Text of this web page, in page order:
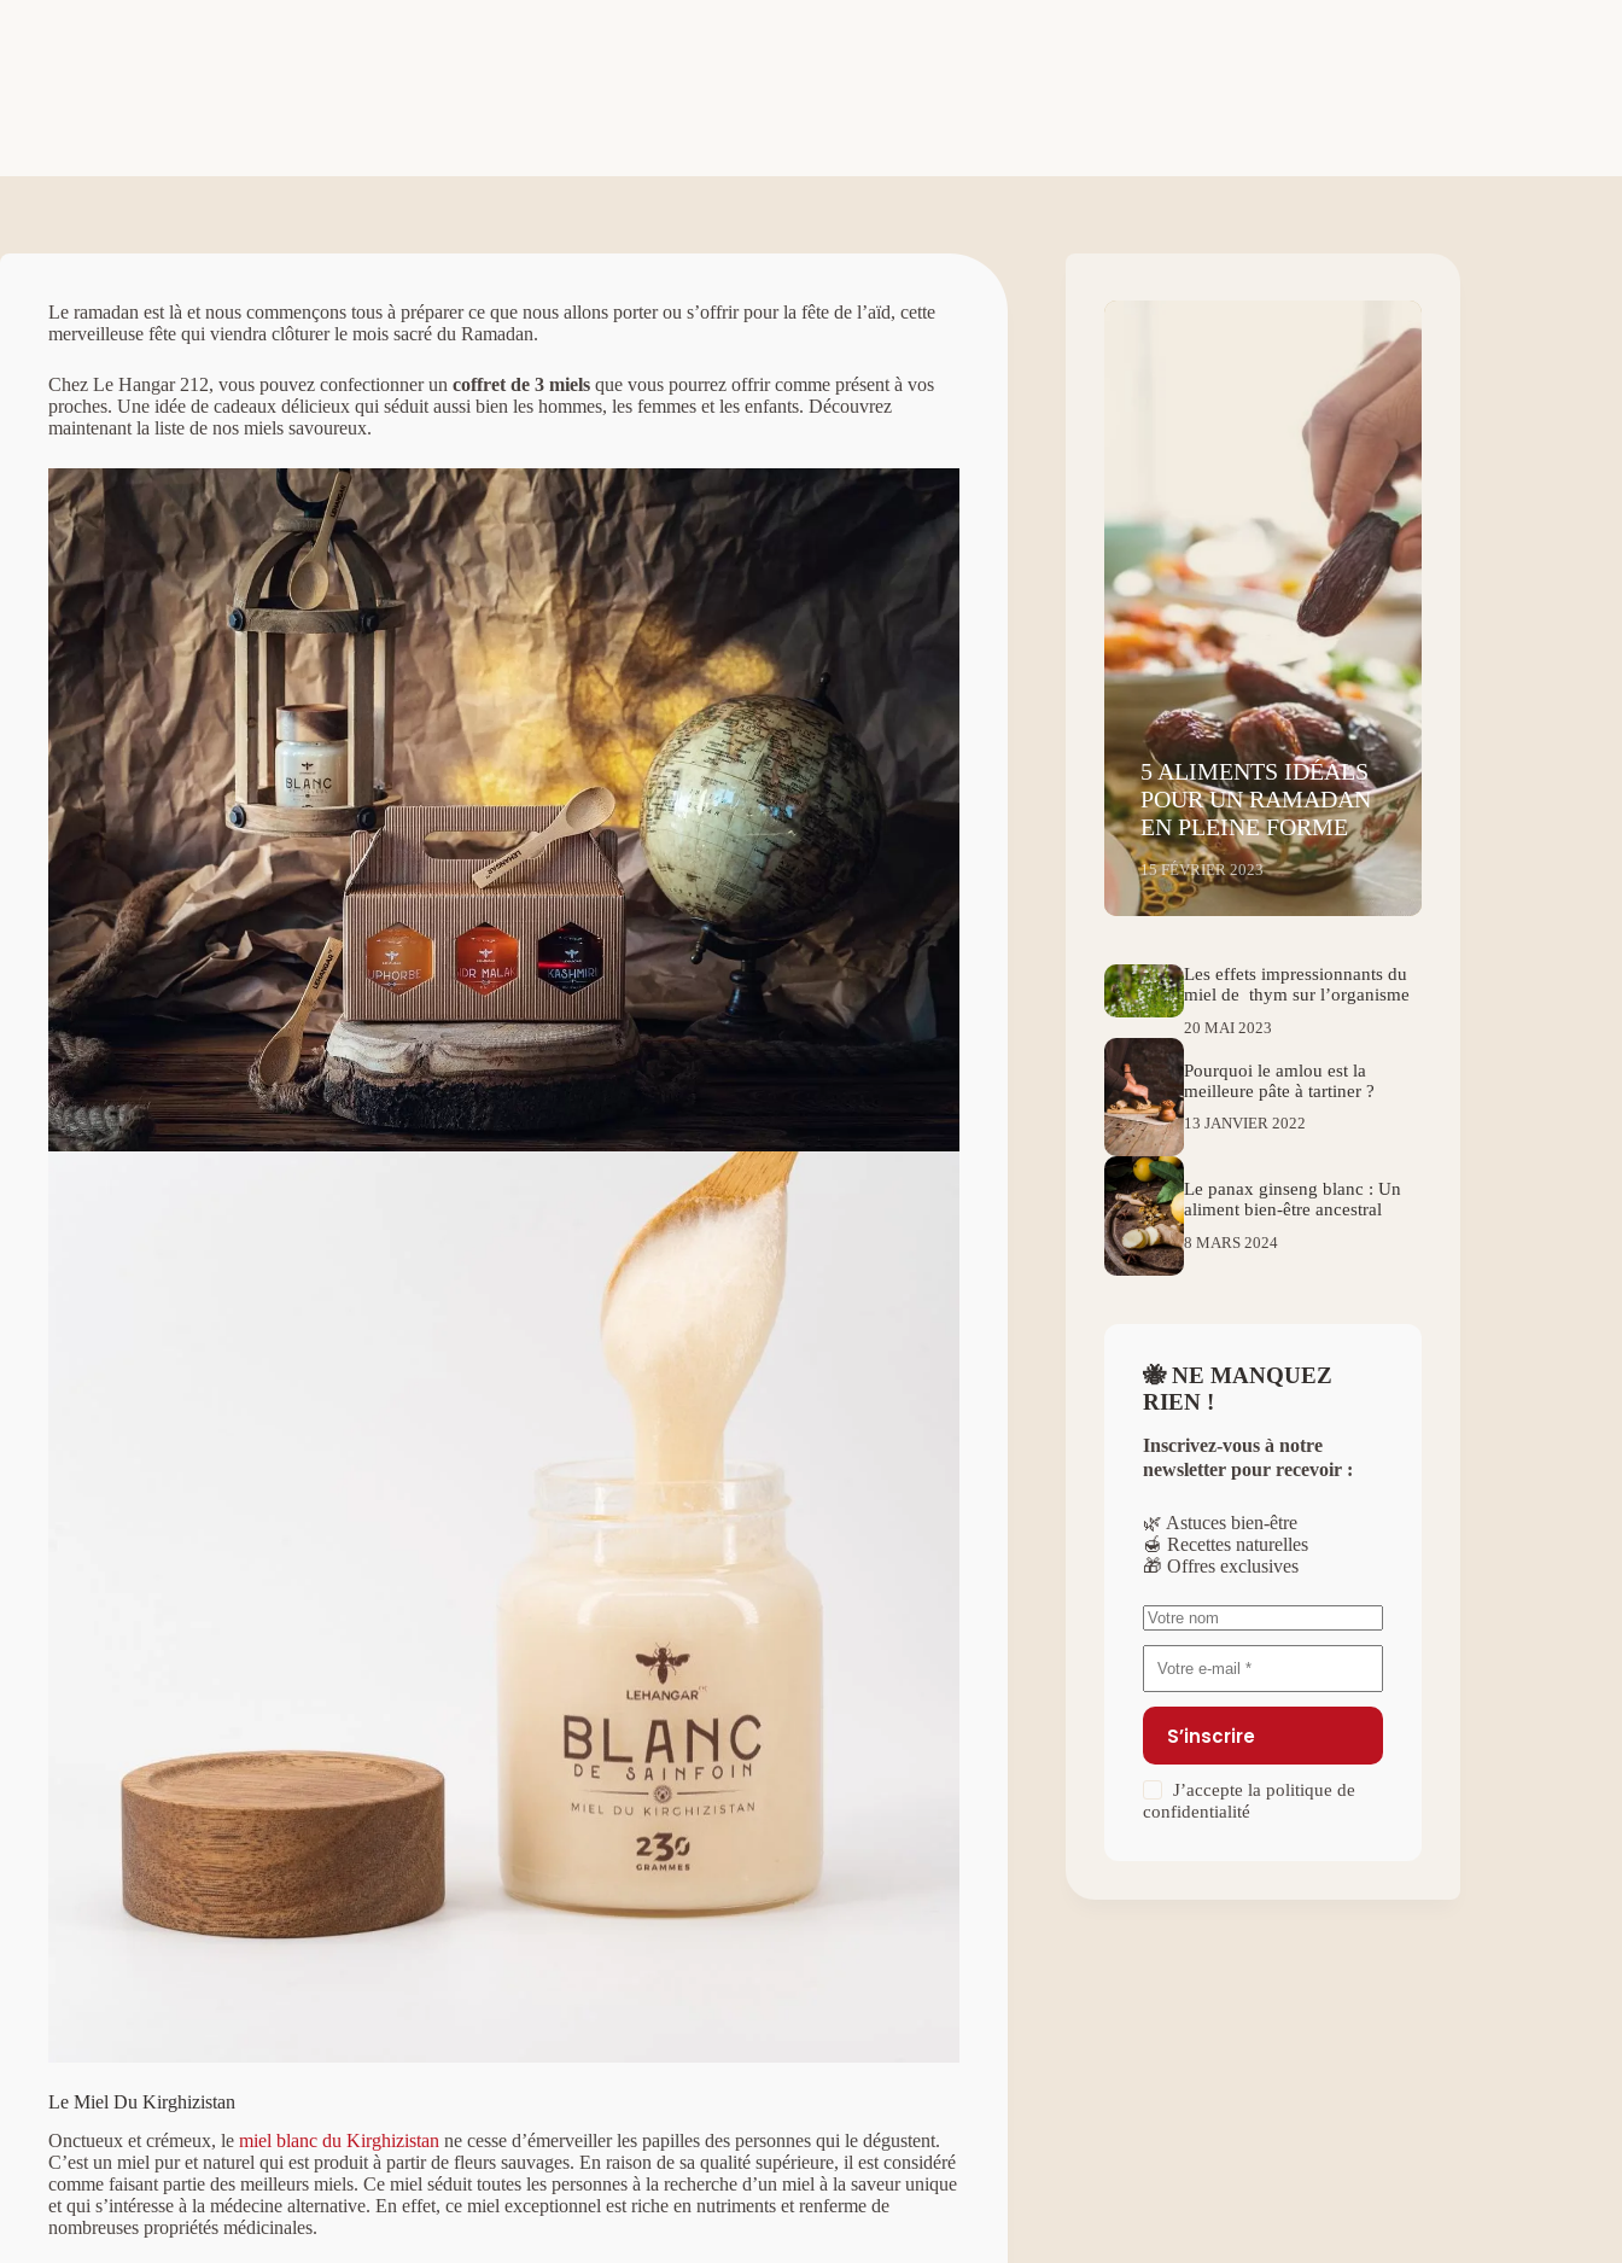
Le ramadan est là et nous commençons tous à préparer ce que nous allons porter ou s’offrir pour la fête de l’aïd, cette
merveilleuse fête qui viendra clôturer le mois sacré du Ramadan.
Chez Le Hangar 212, vous pouvez confectionner un coffret de 3 miels que vous pourrez offrir comme présent à vos
proches. Une idée de cadeaux délicieux qui séduit aussi bien les hommes, les femmes et les enfants. Découvrez
maintenant la liste de nos miels savoureux.
Le Miel Du Kirghizistan
Onctueux et crémeux, le miel blanc du Kirghizistan ne cesse d’émerveiller les papilles des personnes qui le dégustent.
C’est un miel pur et naturel qui est produit à partir de fleurs sauvages. En raison de sa qualité supérieure, il est considéré
comme faisant partie des meilleurs miels. Ce miel séduit toutes les personnes à la recherche d’un miel à la saveur unique
et qui s’intéresse à la médecine alternative. En effet, ce miel exceptionnel est riche en nutriments et renferme de
nombreuses propriétés médicinales.
5 ALIMENTS IDÉALS
POUR UN RAMADAN
EN PLEINE FORME
15 FÉVRIER 2023
Les effets impressionnants du
miel de thym sur l’organisme
20 MAI 2023
Pourquoi le amlou est la
meilleure pâte à tartiner ?
13 JANVIER 2022
Le panax ginseng blanc : Un
aliment bien-être ancestral
8 MARS 2024
🐝 NE MANQUEZ
RIEN !
Inscrivez-vous à notre
newsletter pour recevoir :
🌿 Astuces bien-être
🍯 Recettes naturelles
🎁 Offres exclusives
S’inscrire
J’accepte lapolitique de
confidentialité